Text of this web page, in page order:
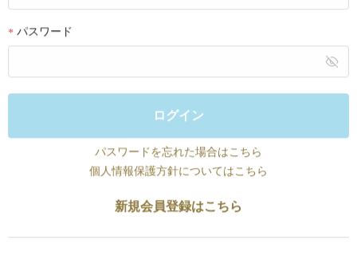
パスワード
ログイン
パスワードを忘れた場合はこちら
個人情報保護方針についてはこちら
新規会員登録はこちら
ド 鮫島二千翔（吉栁⻯樹...
本商品の販売は終了いたしまし
ド 矢吹慶介（平井浩基）...